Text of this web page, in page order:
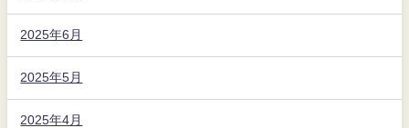
2025年6月
2025年5月
2025年4月